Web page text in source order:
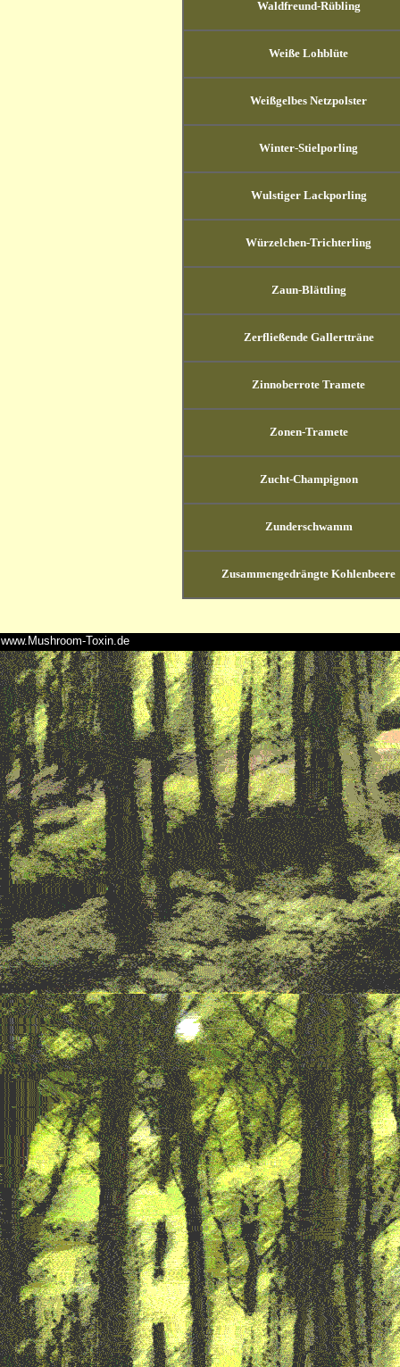
Waldfreund-Rübling
Weiße Lohblüte
Weißgelbes Netzpolster
Winter-Stielporling
Wulstiger Lackporling
Würzelchen-Trichterling
Zaun-Blättling
Zerfließende Gallertträne
Zinnoberrote Tramete
Zonen-Tramete
Zucht-Champignon
Zunderschwamm
Zusammengedrängte Kohlenbeere
www.Mushroom-Toxin.de